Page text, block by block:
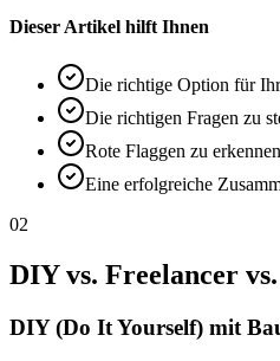
Dieser Artikel hilft Ihnen
Die richtige Option für
Die richtigen Fragen zu
Rote Flaggen zu erkennen
Eine erfolgreiche
02
DIY vs. Freelancer
DIY (Do It Yourself) mit